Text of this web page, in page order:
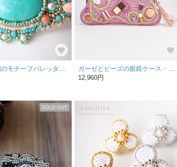
ビーズ刺繍のモチーフバレッタ【アマゾナイト】
ガーゼとビーズの眼鏡ケース・ペンケースがま口 sparkle 24
12,960円
SOLD OUT